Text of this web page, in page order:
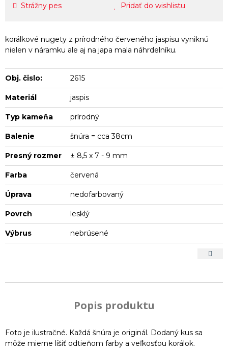
Strážny pes Pridať do wishlistu
korálkové nugety z prírodného červeného jaspisu vyniknú
nielen v náramku ale aj na japa mala náhrdelníku.
Obj. čislo: 2615
Materiál jaspis
Typ kameňa prírodný
Balenie šnúra = cca 38cm
Presný rozmer ± 8,5 x 7 - 9 mm
Farba červená
Úprava nedofarbovaný
Povrch lesklý
Výbrus nebrúsené
Popis produktu
Foto je ilustračné. Každá šnúra je originál. Dodaný kus sa
môže mierne líšiť odtieňom farby a veľkosťou korálok.